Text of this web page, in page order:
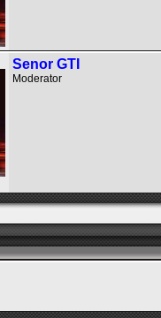
Senor GTI
Moderator